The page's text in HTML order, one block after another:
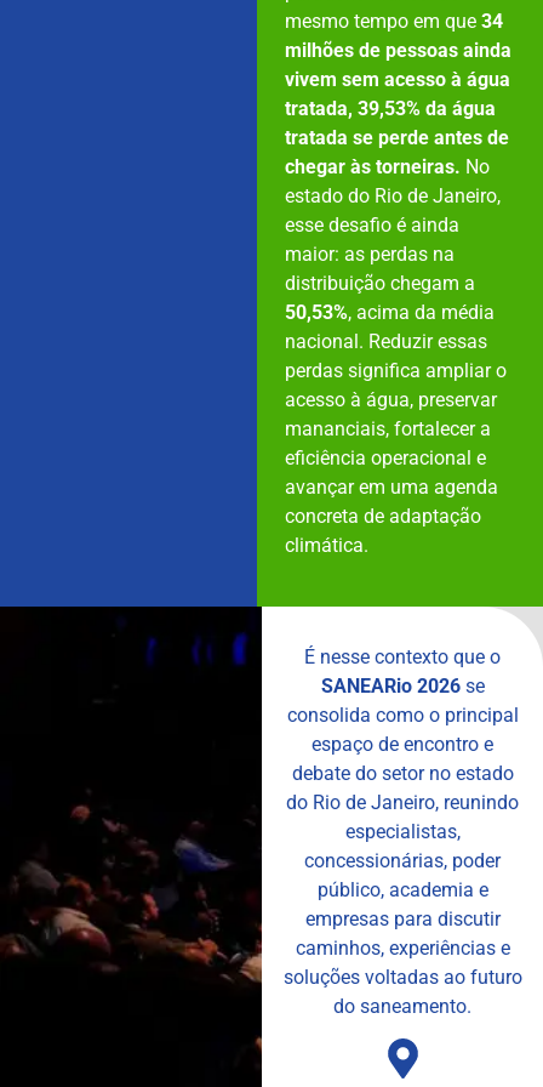
mesmo tempo em que 34
milhões de pessoas ainda
vivem sem acesso à água
tratada, 39,53% da água
tratada se perde antes de
chegar às torneiras. No
estado do Rio de Janeiro,
esse desafio é ainda
maior: as perdas na
distribuição chegam a
50,53%, acima da média
nacional. Reduzir essas
perdas significa ampliar o
acesso à água, preservar
mananciais, fortalecer a
eficiência operacional e
avançar em uma agenda
concreta de adaptação
climática.
É nesse contexto que o
SANEARio 2026se
consolida como o principal
espaço de encontro e
debate do setor no estado
do Rio de Janeiro, reunindo
especialistas,
concessionárias, poder
público, academia e
empresas para discutir
caminhos, experiências e
soluções voltadas ao futuro
do saneamento.